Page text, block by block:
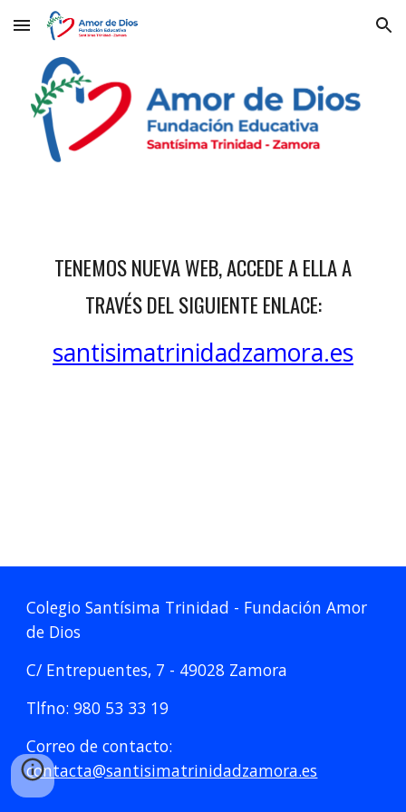
Skip to main content Skip to navigation
TENEMOS NUEVA WEB, ACCEDE A ELLA A
TRAVÉS DEL SIGUIENTE ENLACE:
santisimatrinidadzamora.es
Colegio Santísima Trinidad - Fundación Amor
de Dios
C/ Entrepuentes, 7 - 49028 Zamora
Tlfno: 980 53 33 19
Correo de contacto:
contacta@santisimatrinidadzamora.es